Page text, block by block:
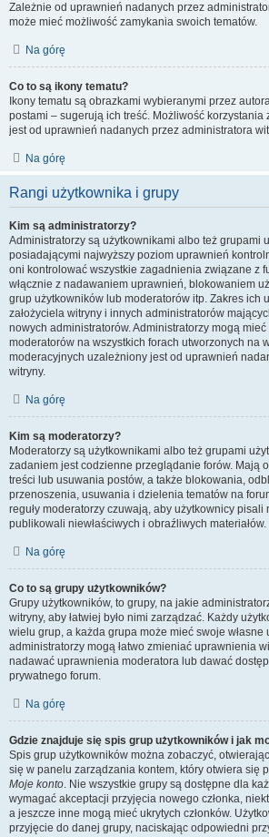
Zależnie od uprawnień nadanych przez
może mieć możliwość zamykania swoich tematów.
Na górę
Co to są ikony tematu?
Ikony tematu są obrazkami wybieranymi przez
postami – sugerują ich treść. Możliwość korzystania
jest od uprawnień nadanych przez administratora
Na górę
Rangi użytkownika i grupy
Kim są administratorzy?
Administratorzy są użytkownikami albo też grupami
posiadającymi najwyższy poziom uprawnień
oni kontrolować wszystkie zagadnienia związane z
włącznie z nadawaniem uprawnień, blokowaniem
grup użytkowników lub moderatorów itp. Zakres ich
założyciela witryny i innych administratorów
nowych administratorów. Administratorzy mogą
moderatorów na wszystkich forach utworzonych na
moderacyjnych uzależniony jest od uprawnień
witryny.
Na górę
Kim są moderatorzy?
Moderatorzy są użytkownikami albo też grupami
zadaniem jest codzienne przeglądanie forów. Mają
treści lub usuwania postów, a także blokowania,
przenoszenia, usuwania i dzielenia tematów na
reguły moderatorzy czuwają, aby użytkownicy pisali
publikowali niewłaściwych i obraźliwych materiałów.
Na górę
Co to są grupy użytkowników?
Grupy użytkowników, to grupy, na jakie
witryny, aby łatwiej było nimi zarządzać. Każdy
wielu grup, a każda grupa może mieć swoje
administratorzy mogą łatwo zmieniać uprawnienia
nadawać uprawnienia moderatora lub dawać
prywatnego forum.
Na górę
Gdzie znajduje się spis grup użytkowników i jak
Spis grup użytkowników można zobaczyć,
się w panelu zarządzania kontem, który otwiera się
Moje konto. Nie wszystkie grupy są dostępne dla
wymagać akceptacji przyjęcia nowego członka,
a jeszcze inne mogą mieć ukrytych członków.
przyjęcie do danej grupy, naciskając odpowiedni